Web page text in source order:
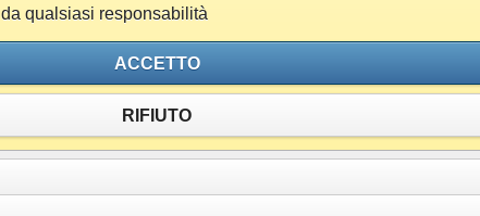
da qualsiasi responsabilità
ACCETTO
RIFIUTO